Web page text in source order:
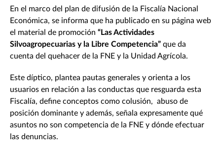
En el marco del plan de difusión de la Fiscalía Nacional
Económica, se informa que ha publicado en su página web
el material de promoción “Las Actividades
Silvoagropecuarias y la Libre Competencia” que da
cuenta del quehacer de la FNE y la Unidad Agrícola.
Este díptico, plantea pautas generales y orienta a los
usuarios en relación a las conductas que resguarda esta
Fiscalía, define conceptos como colusión, abuso de
posición dominante y además, señala expresamente qué
asuntos no son competencia de la FNE y dónde efectuar
las denuncias.